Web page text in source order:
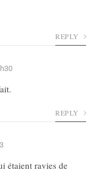
REPLY
REPLY
étaient ravies de